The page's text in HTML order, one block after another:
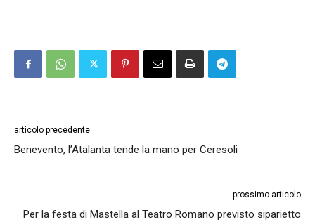
articolo precedente
Benevento, l’Atalanta tende la mano per Ceresoli
prossimo articolo
Per la festa di Mastella al Teatro Romano previsto siparietto